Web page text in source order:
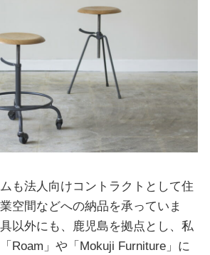
も法人向けコントラクトとして住
空間などへの納品を承っていま
以外にも、鹿児島を拠点とし、私
Roam」や「Mokuji Furniture」に